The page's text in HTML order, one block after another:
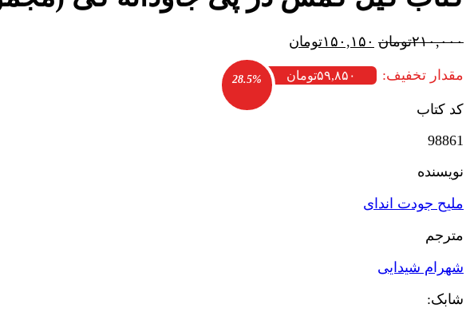
۲۱۰,۰۰۰تومان قیمت
۲۱۰,۰۰۰تومان
۱۵۰,۱۵۰تومان
فعلی:
۱۵۰,۱۵۰تومان.
مقدار تخفیف: ۵۹,۸۵۰تومان 28.5%
کد کتاب
98861
نویسنده
ملیح جودت اندای
مترجم
شهرام شیدایی
شابک: